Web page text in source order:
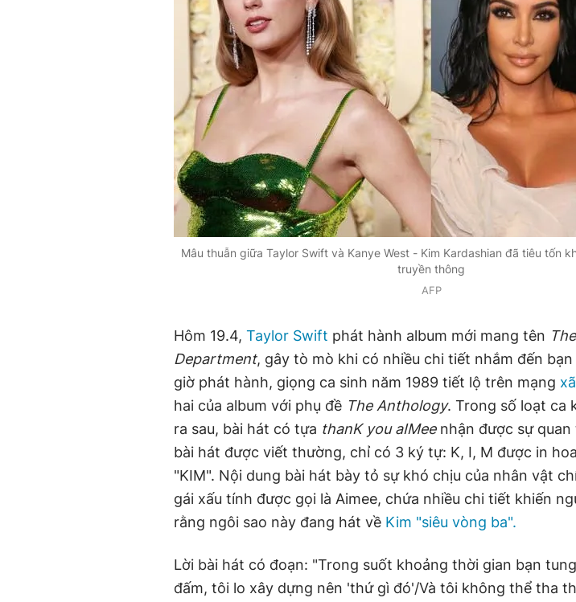
Mâu thuẫn giữa Taylor Swift và Kanye West - Kim Kardashian đã tiêu tốn
truyền thông
AFP
Hôm 19.4, Taylor Swift phát hành album mới mang tên
Department, gây tò mò khi có nhiều chi tiết nhắm đến bạn
giờ phát hành, giọng ca sinh năm 1989 tiết lộ trên mạng
hai của album với phụ đề The Anthology. Trong số loạt ca
ra sau, bài hát có tựa thanK you aIMeenhận được sự quan
bài hát được viết thường, chỉ có 3 ký tự: K, I, M được in
"KIM". Nội dung bài hát bày tỏ sự khó chịu của nhân vật
gái xấu tính được gọi là Aimee, chứa nhiều chi tiết khiến
rằng ngôi sao này đang hát về Kim "siêu vòng ba".
Lời bài hát có đoạn: "Trong suốt khoảng thời gian bạn
đấm, tôi lo xây dựng nên 'thứ gì đó'/Và tôi không thể tha